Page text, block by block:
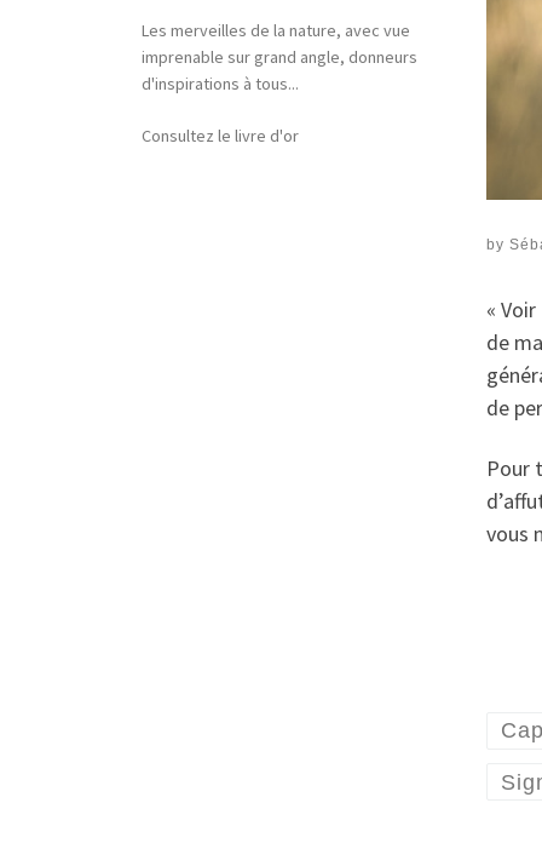
by
«
de
de
Pour
vous
Bonjour et merci pour tous ces
hommages rendus à la nature (faune,
flore,etc...)
Consultez le livre d'or